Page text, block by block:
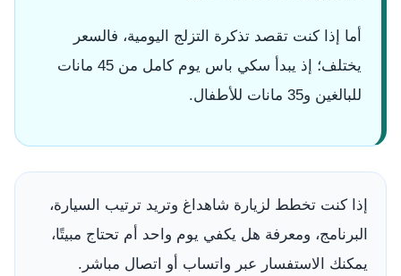
أما إذا كنت تقصد تذكرة التزلج اليومية، فالسعر
يختلف؛ إذ يبدأ سكي باس يوم كامل من 45 مانات
للبالغين و35 مانات للأطفال.
إذا كنت تخطط لزيارة شاهداغ وتريد ترتيب السيارة،
البرنامج، ومعرفة هل يكفي يوم واحد أم تحتاج مبيتًا،
يمكنك الاستفسار عبر واتساب أو اتصال مباشر.